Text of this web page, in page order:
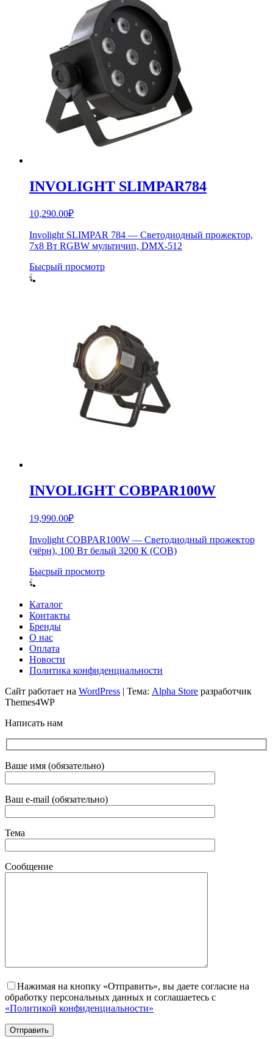
INVOLIGHT SLIMPAR784
10,290.00₽
Involight SLIMPAR 784 — Светодиодный прожектор,
7х8 Вт RGBW мультичип, DMX-512
Бысрый просмотр
INVOLIGHT COBPAR100W
19,990.00₽
Involight COBPAR100W — Светодиодный прожектор
(чёрн), 100 Вт белый 3200 К (COB)
Бысрый просмотр
Каталог
Контакты
Бренды
О нас
Оплата
Новости
Политика конфиденциальности
Сайт работает на WordPress | Тема: Alpha Store разработчик
Themes4WP
Написать нам
Ваше имя (обязательно)
Ваш e-mail (обязательно)
Тема
Сообщение
Нажимая на кнопку «Отправить», вы даете согласие на
обработку персональных данных и соглашаетесь с
«Политикой конфиденциальности»